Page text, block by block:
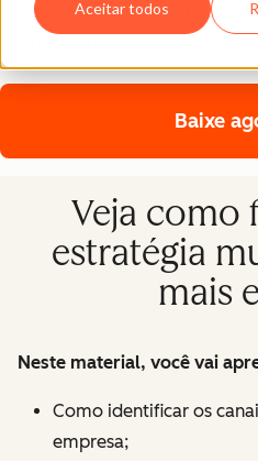
Aceitar todos
diversos perfis. Veja como
melhor forma.
Baixe
Veja como
estratégia
mais
Neste material, você vai
Como identificar os
empresa;